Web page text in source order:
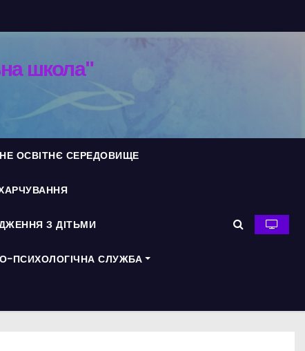
школа"
ОСВІТНЄ СЕРЕДОВИЩЕ
З ДІТЬМИ
ПСИХОЛОГІЧНА СЛУЖБА